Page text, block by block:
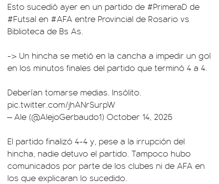
Esto sucedió ayer en un partido de #PrimeraD de
#Futsal en #AFA entre Provincial de Rosario vs
Biblioteca de Bs As.
-> Un hincha se metió en la cancha a impedir un gol
en los minutos finales del partido que terminó 4 a 4.
Deberían tomarse medias. Insólito.
pic.twitter.com/jhANrSurpW
— Ale (@AlejoGerbaudo1) October 14, 2025
El partido finalizó 4-4 y, pese a la irrupción del
hincha, nadie detuvo el partido. Tampoco hubo
comunicados por parte de los clubes ni de AFA en
los que explicaran lo sucedido.